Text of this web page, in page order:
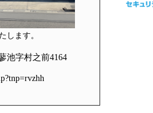
します。
池字村之前4164